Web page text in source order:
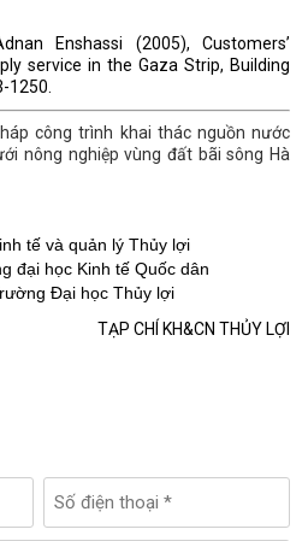
Enshassi (2005), Customers’
service in the Gaza Strip, Building
1250.
công trình khai thác nguồn nước
nông nghiệp vùng đất bãi sông Hà
tế và quản lý Thủy lợi
đại học Kinh tế Quốc dân
Đại học Thủy lợi
TẠP CHÍ KH&CN THỦY LỢI